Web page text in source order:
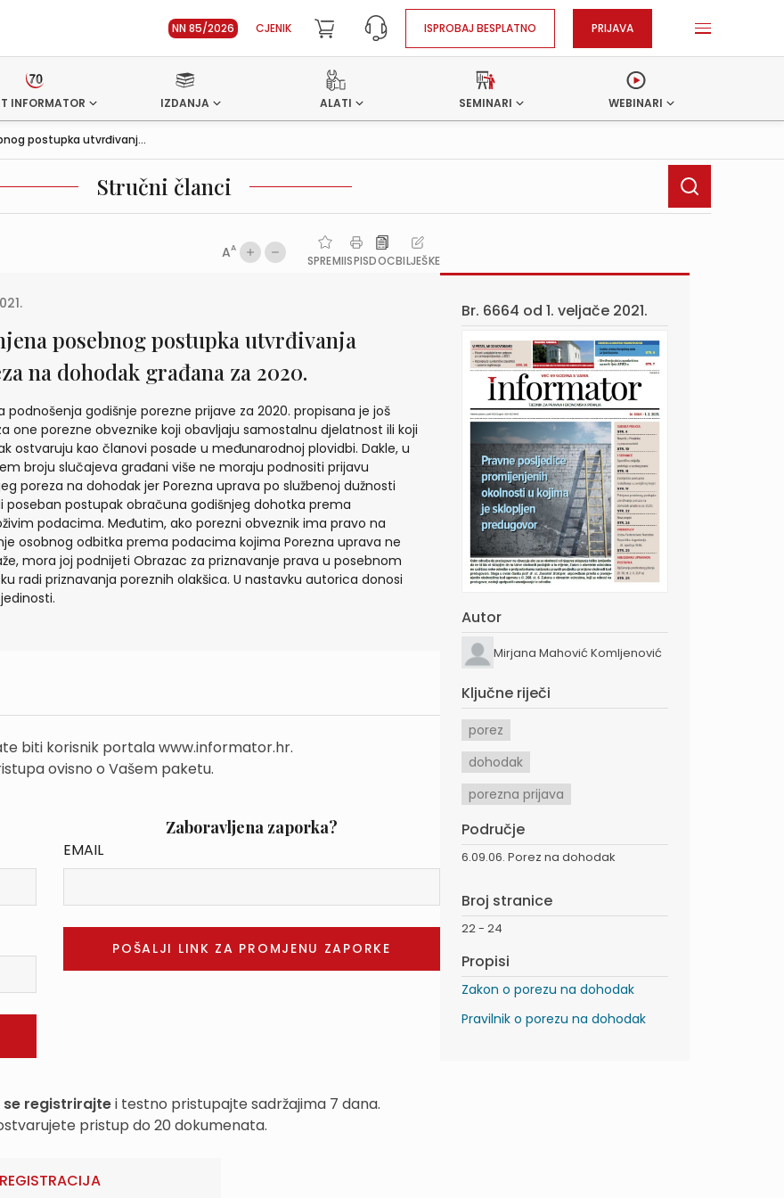
NN 85/2026 CJENIK ISPROBAJ BESPLATNO PRIJAVA
INFORMATOR IZDANJA ALATI SEMINARI WEBINARI
postupka utvrđivanj...
Stručni članci
AA
SPREMIISPISDOCBILJEŠKE
posebnog postupka utvrđivanja
na dohodak građana za 2020.
podnošenja godišnje porezne prijave za 2020. propisana je još
one porezne obveznike koji obavljaju samostalnu djelatnost ili koji
ostvaruju kao članovi posade u međunarodnoj plovidbi. Dakle, u
broju slučajeva građani više ne moraju podnositi prijavu
poreza na dohodak jer Porezna uprava po službenoj dužnosti
poseban postupak obračuna godišnjeg dohotka prema
podacima. Međutim, ako porezni obveznik ima pravo na
osobnog odbitka prema podacima kojima Porezna uprava ne
mora joj podnijeti Obrazac za priznavanje prava u posebnom
radi priznavanja poreznih olakšica. U nastavku autorica donosi
biti korisnik portala www.informator.hr.
ovisno o Vašem paketu.
Zaboravljena zaporka?
EMAIL
se registrirajtei testno pristupajte sadržajima 7 dana.
pristup do 20 dokumenata.
REGISTRACIJA
Br. 6664 od 1. veljače 2021.
Autor
Mirjana Mahović Komljenović
Ključne riječi
porez
dohodak
porezna prijava
Područje
6.09.06. Porez na dohodak
Broj stranice
22 - 24
Propisi
Zakon o porezu na dohodak
Pravilnik o porezu na dohodak